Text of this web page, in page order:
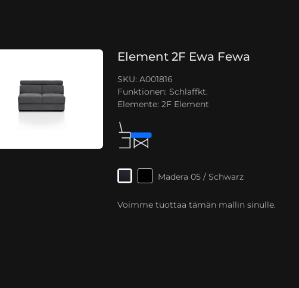
Element 2F Ewa Fewa
SKU: A001816
Funktionen: Schlaffkt.
Elemente: 2F Element
Madera 05 / Schwarz
Voimme tuottaa tämän mallin sinulle.